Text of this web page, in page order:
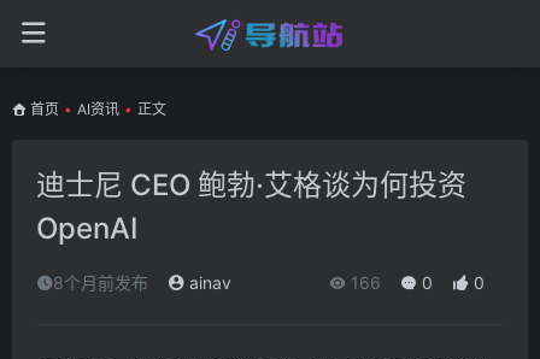
首页 • AI资讯 • 正文
迪士尼 CEO 鲍勃·艾格谈为何投资
OpenAI
8个月前发布 ainav 166 0 0